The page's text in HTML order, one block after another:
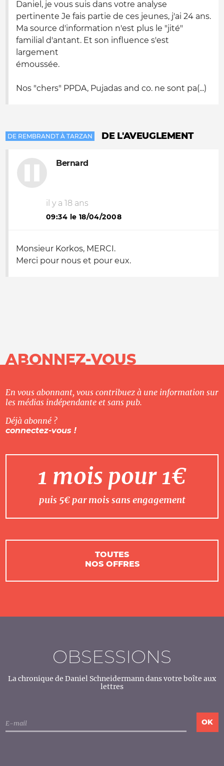
Daniel, je vous suis dans votre analyse
pertinente Je fais partie de ces jeunes, j'ai 24 ans.
Ma source d'information n'est plus le "jité"
familial d'antant. Et son influence s'est
largement
émoussée.
Nos "chers" PPDA, Pujadas and co. ne sont pa(...)
DE REMBRANDT À TARZAN DE L'AVEUGLEMENT
Bernard
il y a 18 ans
09:34 le 18/04/2008
Monsieur Korkos, MERCI.
Merci pour nous et pour eux.
ABONNEZ-VOUS
En vous abonnant, vous contribuez à une information sur
les médias indépendante et sans pub.
Déjà abonné ?
connectez-vous !
1 mois pour 1€
puis 5€ par mois sans engagement
TOUTES
NOS OFFRES
OBSESSIONS
La chronique de Daniel Schneidermann dans votre boîte aux
lettres